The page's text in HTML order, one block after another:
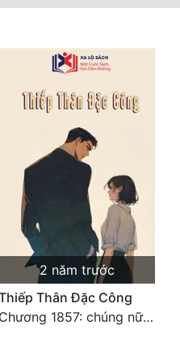
2 năm trước
Thân Đặc Công
Chương 1857: chúng nữ đắc ý tụ tập: sống hay chết